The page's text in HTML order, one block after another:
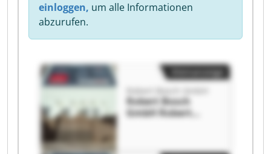
einloggen, um alle Informationen
abzurufen.
Robert Bosch GmbH
Robert Bosch
GmbH Robert